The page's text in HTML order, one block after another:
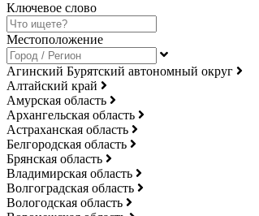
Ключевое слово
Местоположение
Агинский Бурятский автономный округ
Алтайский край
Амурская область
Архангельская область
Астраханская область
Белгородская область
Брянская область
Владимирская область
Волгоградская область
Вологодская область